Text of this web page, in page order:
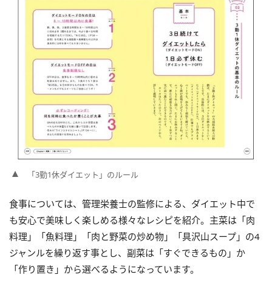
「3勤1休ダイエット」のルール
食事については、管理栄養士の監修による、ダイエット中で
も安心で美味しく楽しめる様々なレシピを紹介。主菜は「肉
料理」「魚料理」「肉と野菜の炒め物」「具沢山スープ」の4
ジャンルを繰り返す事とし、副菜は「すぐできるもの」か
「作り置き」から選べるようになっています。